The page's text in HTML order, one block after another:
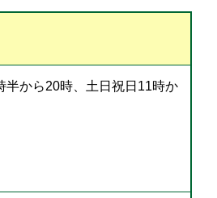
半から20時、土日祝日11時か